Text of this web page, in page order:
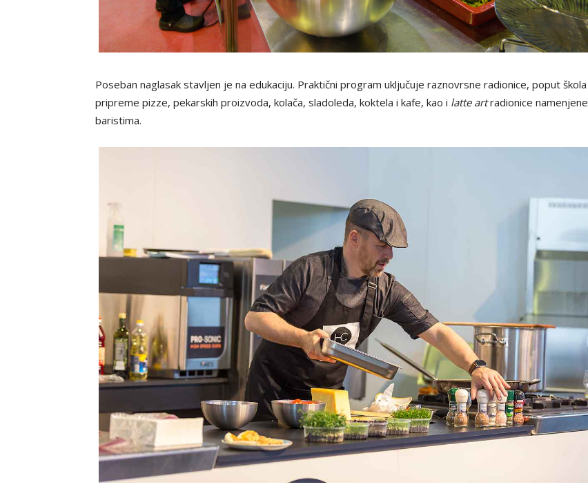
Poseban naglasak stavljen je na edukaciju. Praktični program uključuje raznovrsne radionice, poput škola
pripreme pizze, pekarskih proizvoda, kolača, sladoleda, koktela i kafe, kao i latte artradionice namenjene
baristima.